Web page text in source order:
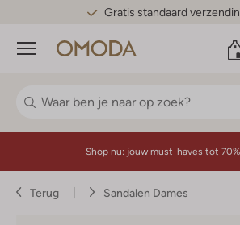
Gratis standaard
Menu
Shop nu: jouw must-haves tot
Terug Sandalen Dames